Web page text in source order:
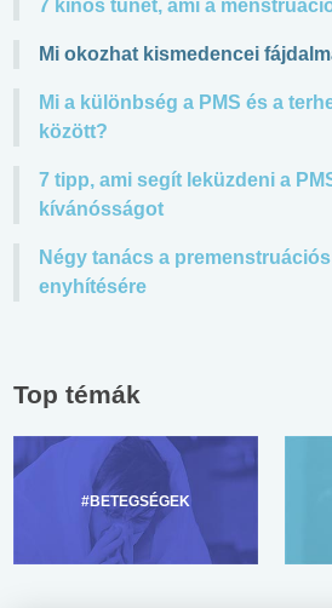
7 kínos tünet, ami a
Mi okozhat kismedencei
Mi a különbség a PMS és a
között?
7 tipp, ami segít leküzdeni a
kívánósságot
Négy tanács a
enyhítésére
Top témák
#BETEGSÉGEK